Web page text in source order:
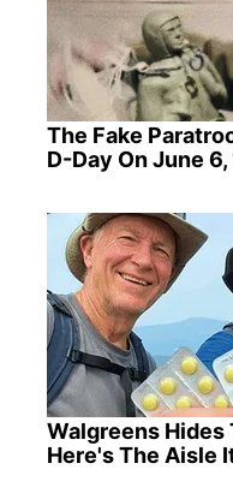
The Fake
D-Day On June
Walgreens Hides
Here's The Aisle